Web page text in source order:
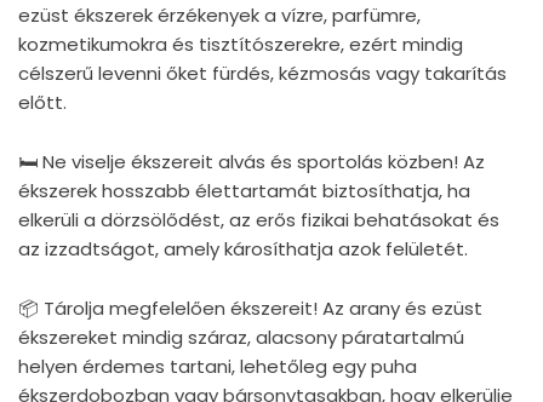
ezüst ékszerek érzékenyek a vízre, parfümre,
kozmetikumokra és tisztítószerekre, ezért mindig
célszerű levenni őket fürdés, kézmosás vagy takarítás
előtt.
🛏 Ne viselje ékszereit alvás és sportolás közben! Az
ékszerek hosszabb élettartamát biztosíthatja, ha
elkerüli a dörzsölődést, az erős fizikai behatásokat és
az izzadtságot, amely károsíthatja azok felületét.
📦 Tárolja megfelelően ékszereit! Az arany és ezüst
ékszereket mindig száraz, alacsony páratartalmú
helyen érdemes tartani, lehetőleg egy puha
ékszerdobozban vagy bársonytasakban, hogy elkerülje